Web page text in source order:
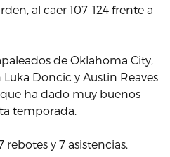
al caer 107-124 frente a
de Oklahoma City,
Doncic y Austin Reaves
ha dado muy buenos
temporada.
y 7 asistencias,